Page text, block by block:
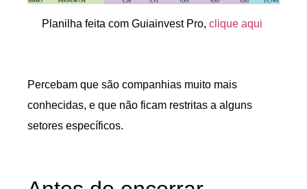
Planilha feita com Guiainvest Pro, clique aqui
Percebam que são companhias muito mais
conhecidas, e que não ficam restritas a alguns
setores específicos.